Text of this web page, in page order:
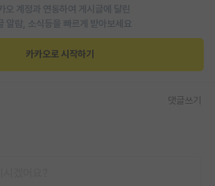
판
게시판
오 계정과 연동하여 게시글에 달린
알람, 소식등을 빠르게 받아보세요
카카오로 시작하기
댓글쓰기